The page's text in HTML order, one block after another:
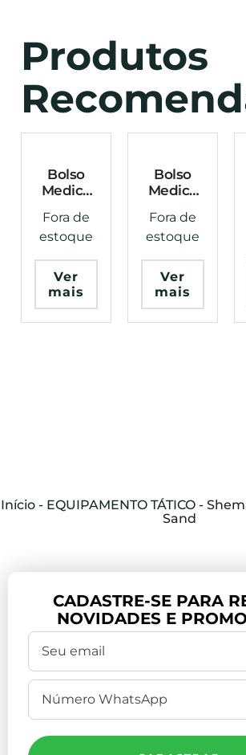
Produtos
Bolso
Medico
Modular
8096
Evo
Tactical
Fora de
estoque
Ver
mais
Bolso
Medico
Modular
8096
Tactical
Fora de
estoque
Ver
mais
Início- EQUIPAMENTO TÁTICO-
Sand
CADASTRE-SE PARA
NOVIDADES E